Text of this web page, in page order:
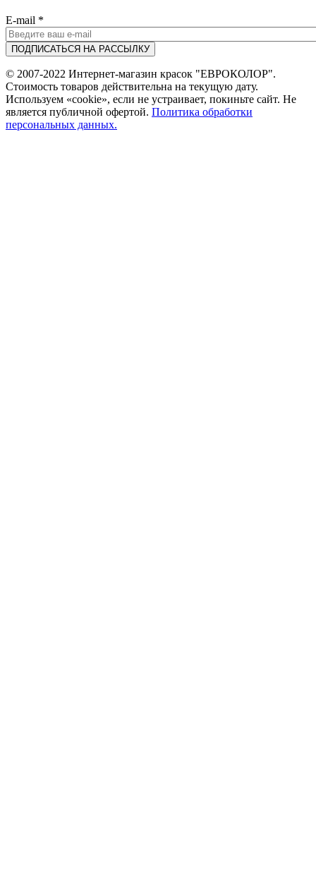
E-mail *
© 2007-2022 Интернет-магазин красок "ЕВРОКОЛОР".
Стоимость товаров действительна на текущую дату.
Используем «cookie», если не устраивает, покиньте сайт. Не
является публичной офертой. Политика обработки
персональных данных.